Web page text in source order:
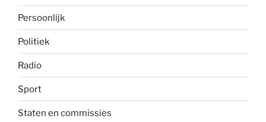
Persoonlijk
Politiek
Radio
Sport
Staten en commissies